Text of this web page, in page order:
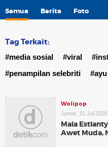
Semua Berita Foto
Tag Terkait:
#media sosial #viral
#penampilan selebriti
Wolipop
Jumat, 31 Jul
Maia
Awet Muda,